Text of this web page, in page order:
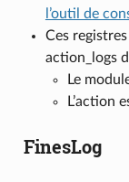
l’outil de
Ces
action_logs
Le
L’action
FinesLog